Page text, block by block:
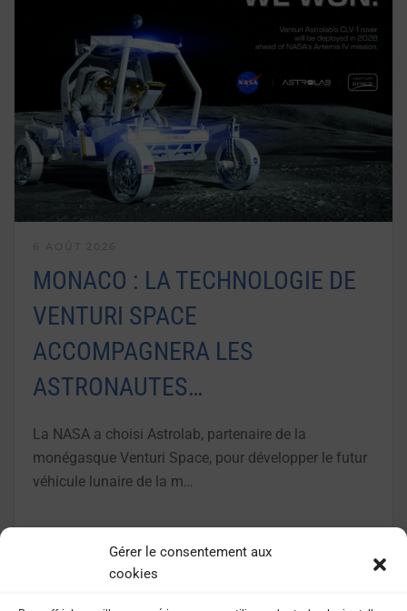
Gérer le consentement aux
cookies
MONACO : LA TECHNOLOGIE DE
VENTURI SPACE
ACCOMPAGNERA LES
ASTRONAUTES…
La NASA a choisi Astrolab, partenaire de la
monégasque Venturi Space, pour développer le futur
véhicule lunaire de la m…
LIRE LA SUITE